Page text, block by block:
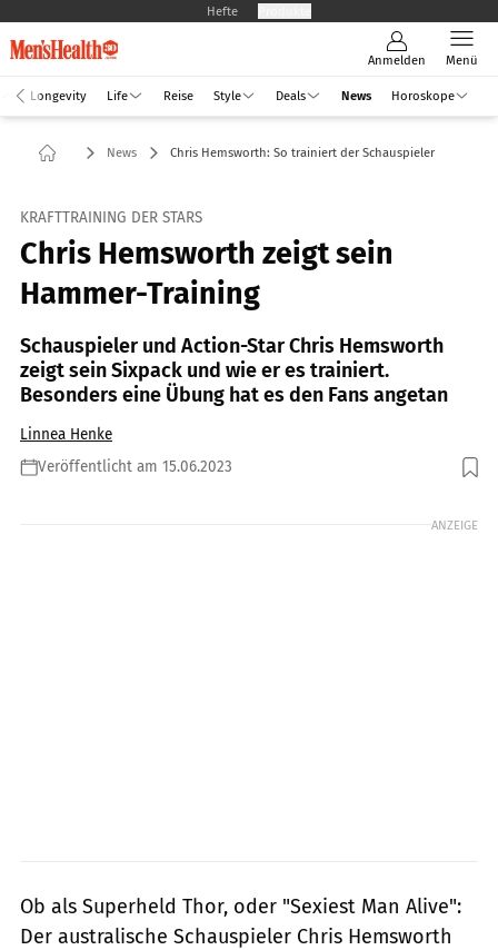
Hefte
Anmelden Menü
Longevity Life Reise Style Deals News Horoskope
News Chris Hemsworth: So trainiert der Schauspieler
KRAFTTRAINING DER STARS
Chris Hemsworth zeigt sein
Hammer-Training
Schauspieler und Action-Star Chris Hemsworth
zeigt sein Sixpack und wie er es trainiert.
Besonders eine Übung hat es den Fans angetan
Linnea Henke
Veröffentlicht am 15.06.2023
Foto: Gerald Matzka / Stringer / GettyImages
ANZEIGE
Ob als Superheld Thor, oder "Sexiest Man Alive":
Der australische Schauspieler Chris Hemsworth